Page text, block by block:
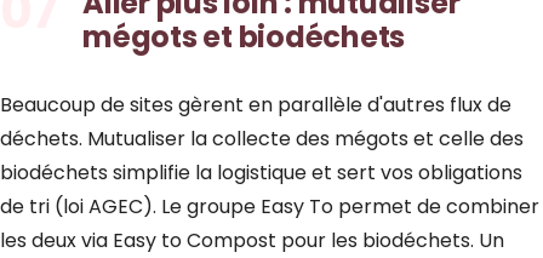
mégots et biodéchets
Beaucoup de sites gèrent en parallèle d'autres flux de
déchets. Mutualiser la collecte des mégots et celle des
biodéchets simplifie la logistique et sert vos obligations
de tri (loi AGEC). Le groupe Easy To permet de combiner
les deux via Easy to Compost pour les biodéchets. Un